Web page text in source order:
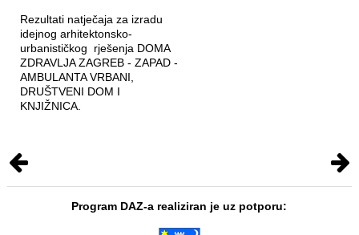
Rezultati natječaja za izradu
idejnog arhitektonsko-
urbanističkog rješenja DOMA
ZDRAVLJA ZAGREB - ZAPAD -
AMBULANTA VRBANI,
DRUŠTVENI DOM I
KNJIŽNICA.
Program DAZ-a realiziran je uz potporu: